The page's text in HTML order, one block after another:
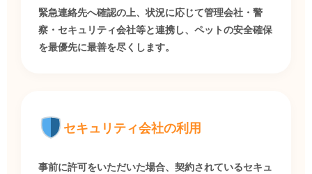
緊急連絡先へ確認の上、状況に応じて管理会社・警
察・セキュリティ会社等と連携し、ペットの安全確保
を最優先に最善を尽くします。
セキュリティ会社の利用
事前に許可をいただいた場合、契約されているセキュ